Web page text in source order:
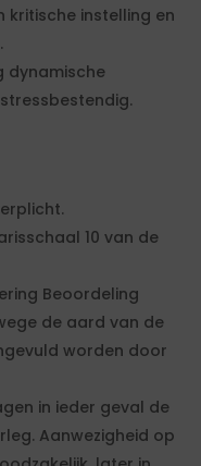
kritische instelling en
dynamische
10 van de
Beoordeling
de aard van de
worden door
in ieder geval de
Aanwezigheid op